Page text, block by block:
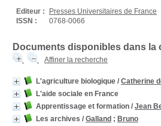
Editeur :
Presses Universitaires de France
ISSN :
0768-0066
Documents disponibles dans la
Affiner la recherche
L'agriculture biologique / Catherine
L'aide sociale en France
Apprentissage et formation / Jean
Les archives / Galland ; Bruno